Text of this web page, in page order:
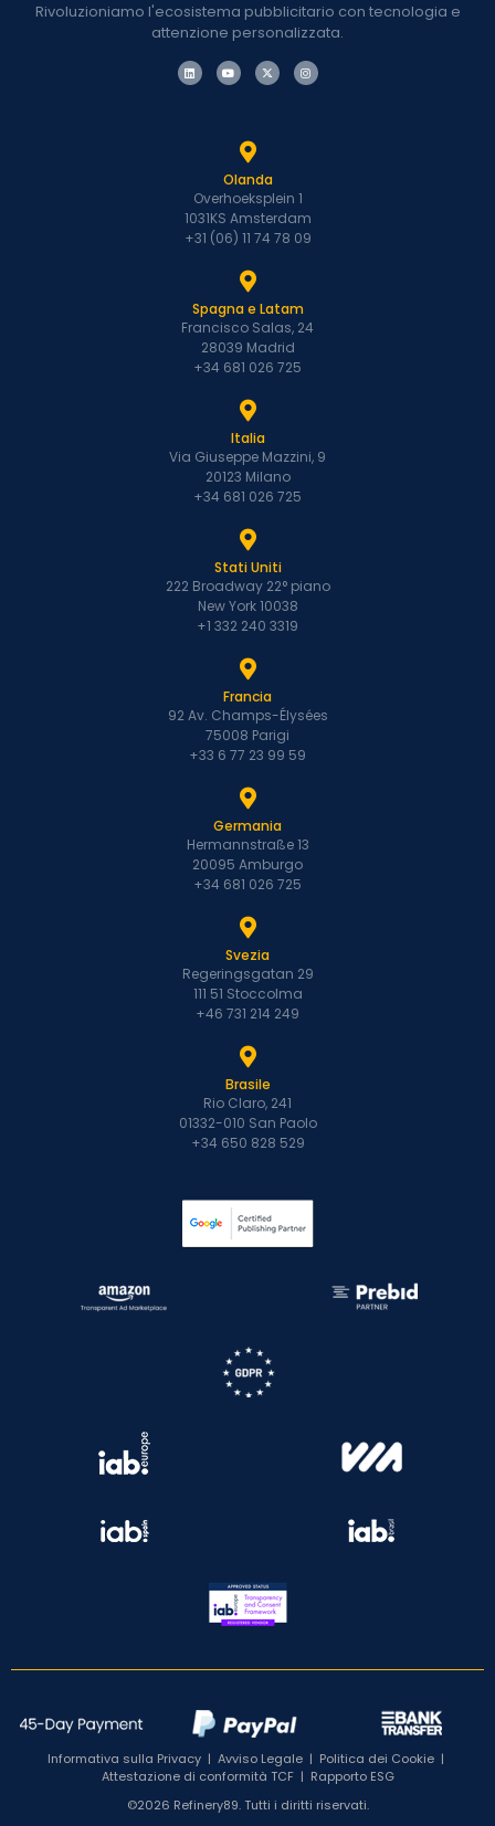
Rivoluzioniamo l'ecosistema pubblicitario con tecnologia e
attenzione personalizzata.
Olanda
Overhoeksplein 1
1031KS Amsterdam
+31 (06) 11 74 78 09
Spagna e Latam
Francisco Salas, 24
28039 Madrid
+34 681 026 725
Italia
Via Giuseppe Mazzini, 9
20123 Milano
+34 681 026 725
Stati Uniti
222 Broadway 22° piano
New York 10038
+1 332 240 3319
Francia
92 Av. Champs-Élysées
75008 Parigi
+33 6 77 23 99 59
Germania
Hermannstraße 13
20095 Amburgo
+34 681 026 725
Svezia
Regeringsgatan 29
111 51 Stoccolma
+46 731 214 249
Brasile
Rio Claro, 241
01332-010 San Paolo
+34 650 828 529
Informativa sulla Privacy | Avviso Legale | Politica dei Cookie |
Attestazione di conformità TCF| Rapporto ESG
©2026 Refinery89. Tutti i diritti riservati.